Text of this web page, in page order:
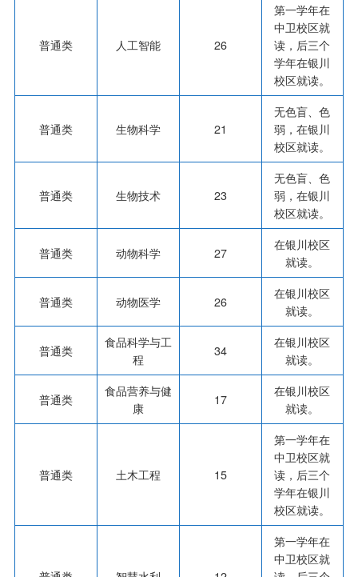
普通类 人工智能 26
第一学年在
中卫校区就
读，后三个
学年在银川
校区就读。
普通类 生物科学 21
无色盲、色
弱，在银川
校区就读。
普通类 生物技术 23
无色盲、色
弱，在银川
校区就读。
普通类 动物科学 27
在银川校区
就读。
普通类 动物医学 26
在银川校区
就读。
普通类
食品科学与工
程
34
在银川校区
就读。
普通类
食品营养与健
康
17
在银川校区
就读。
普通类 土木工程 15
第一学年在
中卫校区就
读，后三个
学年在银川
校区就读。
第一学年在
中卫校区就